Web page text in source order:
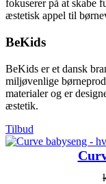
fokuserer på at skabe
æstetisk appel til
BeKids
BeKids er et dansk
miljøvenlige
materialer og er
æstetik.
Tilbud
på